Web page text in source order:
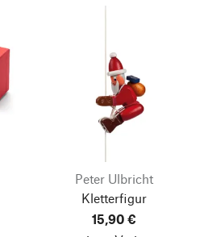
Peter Ulbricht
Kletterfigur
15,90 €